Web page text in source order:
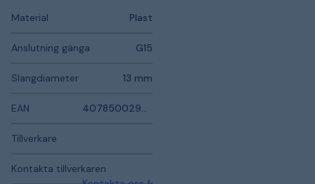
Material Plast
Anslutning gänga G15
Slangdiameter 13 mm
EAN
Tillverkare
Kontakta tillverkaren